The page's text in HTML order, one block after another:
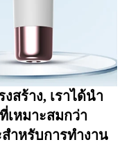
สร้าง, เราได้นำ
เหมาะสมกว่า
ำหรับการทำงาน